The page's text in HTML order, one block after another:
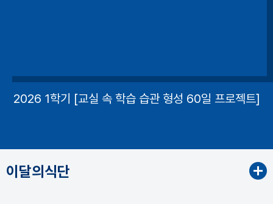
2026 1학기 [교실 속 학습 습관 형성 60일 프로젝트]
이달의식단